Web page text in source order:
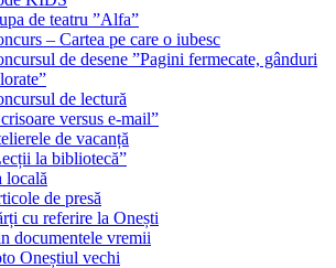
de teatru ”Alfa”
– Cartea pe care o iubesc
de desene ”Pagini fermecate, gânduri
de lectură
versus e-mail”
de vacanță
la bibliotecă”
locală
de presă
cu referire la Onești
documentele vremii
Oneștiul vechi